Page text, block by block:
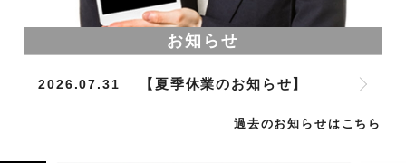
お知らせ
2026.07.31 【夏季休業のお知らせ】
過去のお知らせはこちら